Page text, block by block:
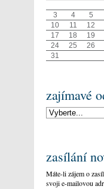
3
4 5
10
11 12
17
18 19
24
25 26
31
zajímavé
zasílání
Máte-li zájem o
svoji e-mailovou